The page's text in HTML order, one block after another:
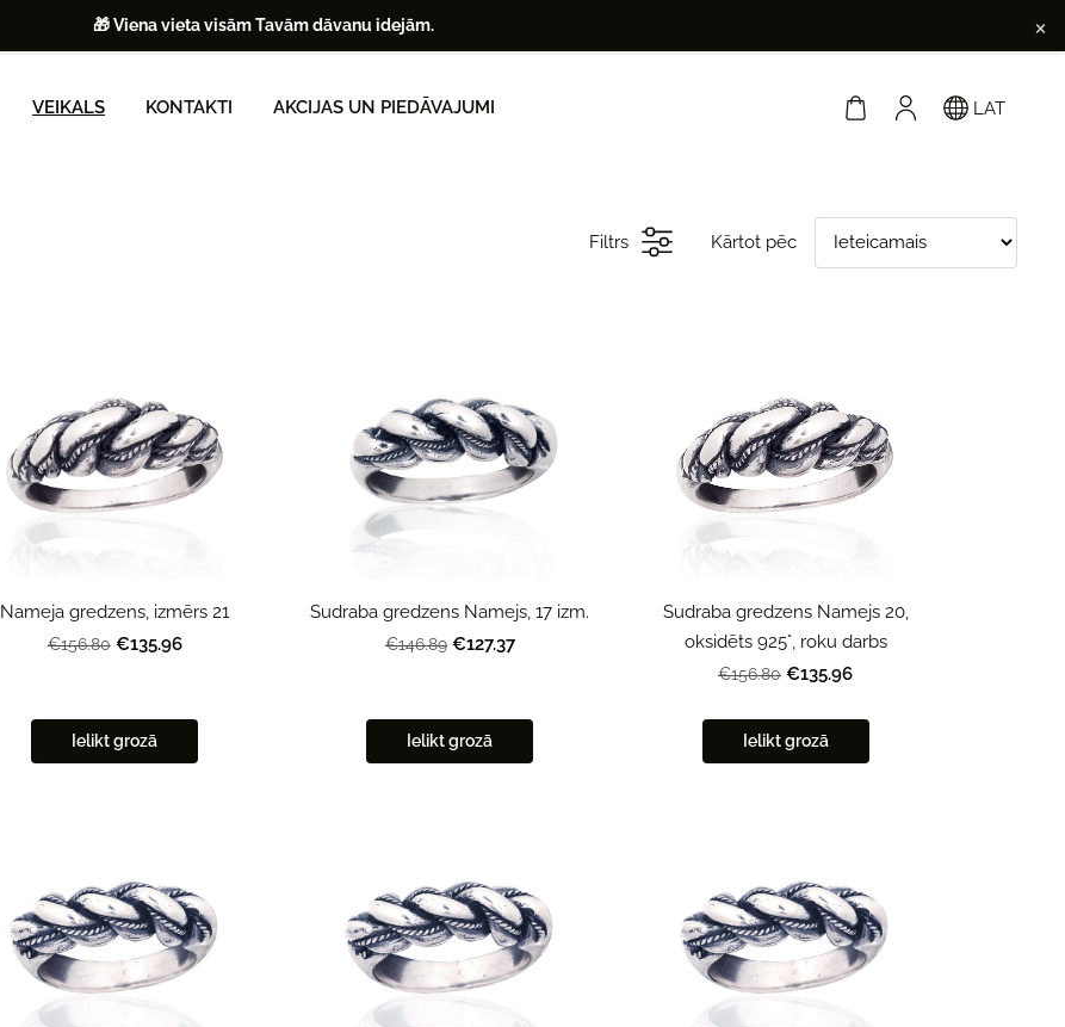
🎁 Viena vieta visām Tavām dāvanu idejām. ×
VEIKALS KONTAKTI AKCIJAS UN PIEDĀVAJUMI LAT
Filtrs Kārtot pēc
Nameja gredzens, izmērs 21
€156.80 €135.96
Ielikt grozā
Sudraba gredzens Namejs, 17 izm.
€146.89 €127.37
Ielikt grozā
Sudraba gredzens Namejs 20,
oksidēts 925°, roku darbs
€156.80 €135.96
Ielikt grozā